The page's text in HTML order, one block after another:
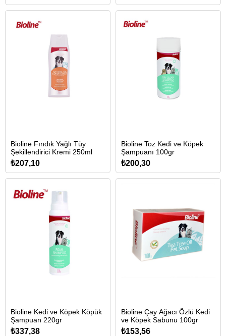
Bioline Fındık Yağlı Tüy
Şekillendirici Kremi 250ml
₺207,10
Bioline Toz Kedi ve Köpek
Şampuanı 100gr
₺200,30
Bioline Kedi ve Köpek Köpük
Şampuan 220gr
₺337,38
Bioline Çay Ağacı Özlü Kedi
ve Köpek Sabunu 100gr
₺153,56